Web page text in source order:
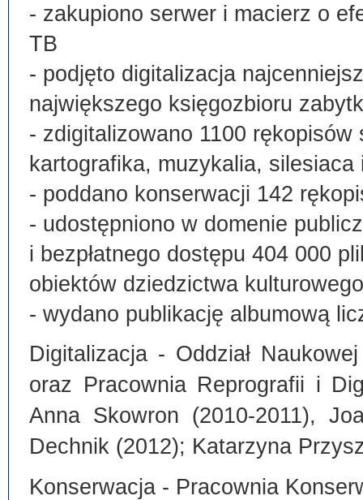
- zakupiono serwer i macierz o
TB
- podjęto digitalizacja
największego księgozbioru
- zdigitalizowano 1100
kartografika, muzykalia, silesiaca
- poddano konserwacji 142
- udostępniono w domenie
i bezpłatnego dostępu 404 000
obiektów dziedzictwa kulturowego
- wydano publikację albumową
Digitalizacja - Oddział
oraz Pracownia Reprografii i
Anna Skowron (2010-2011),
Dechnik (2012); Katarzyna
Konserwacja - Pracownia